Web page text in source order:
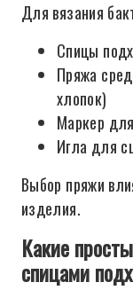
Для вязания
Спицы
Пряжа
хлопок)
Маркер
Игла для
Выбор пряжи
изделия.
Какие
спицами